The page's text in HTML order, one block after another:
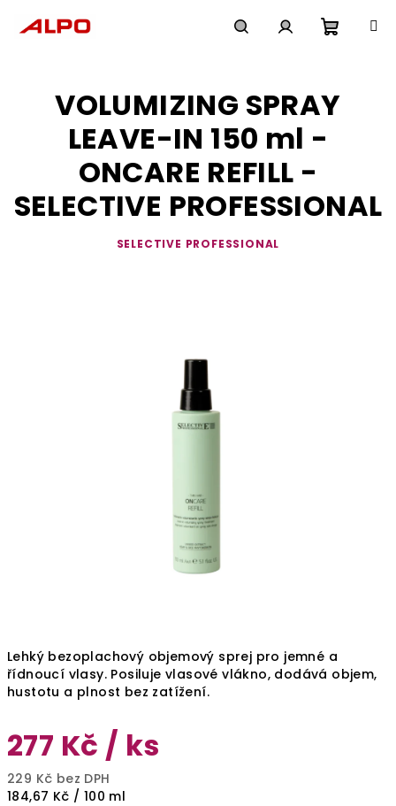
košík
Lehký bezoplachový objemový sprej pro jemné a
řídnoucí vlasy. Posiluje vlasové vlákno, dodává objem,
hustotu a plnost bez zatížení.
277 Kč / ks
229 Kč bez DPH
Měrná
184,67 Kč / 100 ml
VOLUMIZING SPRAY
LEAVE-IN 150 ml -
ONCARE REFILL -
SELECTIVE PROFESSIONAL
SELECTIVE PROFESSIONAL